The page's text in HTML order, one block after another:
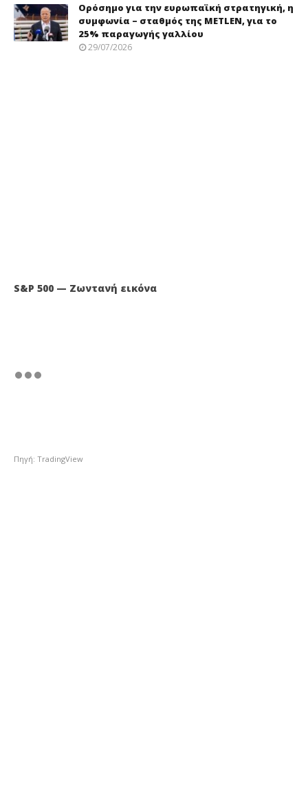
Ορόσημο για την ευρωπαϊκή στρατηγική, η
συμφωνία – σταθμός της METLEN, για το
25% παραγωγής γαλλίου
29/07/2026
S&P 500 — Ζωντανή εικόνα
Πηγή: TradingView